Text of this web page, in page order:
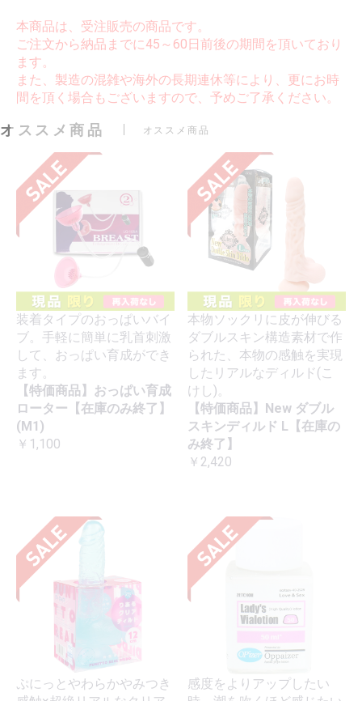
本商品は、受注販売の商品です。
ご注文から納品までに45～60日前後の期間を頂いており
ます。
また、製造の混雑や海外の長期連休等により、更にお時
間を頂く場合もございますので、予めご了承ください。
オススメ商品 オススメ商品
装着タイプのおっぱいバイ
ブ。手軽に簡単に乳首刺激
して、おっぱい育成ができ
ます。
【特価商品】おっぱい育成
ローター【在庫のみ終了】
(M1)
￥1,100
本物ソックリに皮が伸びる
ダブルスキン構造素材で作
られた、本物の感触を実現
したリアルなディルド(こ
けし)。
【特価商品】New ダブル
スキンディルド L【在庫の
み終了】
￥2,420
ぷにっとやわらかやみつき
感度をよりアップしたい